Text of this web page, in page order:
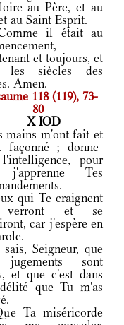
au Père, et au
au Saint Esprit.
il était au
et toujours, et
les siècles des
Amen.
118 (119), 73-
80
X IOD
mains m'ont fait et
façonné ; donne-
pour
Tes
qui Te craignent
verront et se
car j'espère en
Seigneur, que
sont
et que c'est dans
que Tu m'as
Ta miséricorde